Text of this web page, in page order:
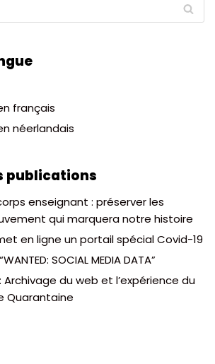
français
néerlandais
publications
enseignant : préserver les
qui marquera notre histoire
en ligne un portail spécial Covid-19
SOCIAL MEDIA DATA”
Archivage du web et l’expérience du
Quarantaine